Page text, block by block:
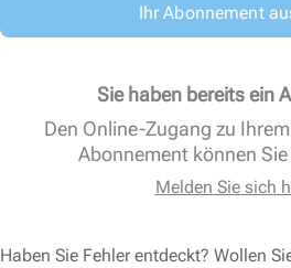
Ihr Abonnement
Sie haben bereits ein
Den Online-Zugang zu
Abonnement können Sie
Melden Sie sich
Haben Sie Fehler entdeckt? Wollen